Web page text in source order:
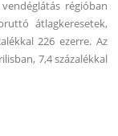
régióban
átlagkeresetek,
226 ezerre. Az
7,4 százalékkal